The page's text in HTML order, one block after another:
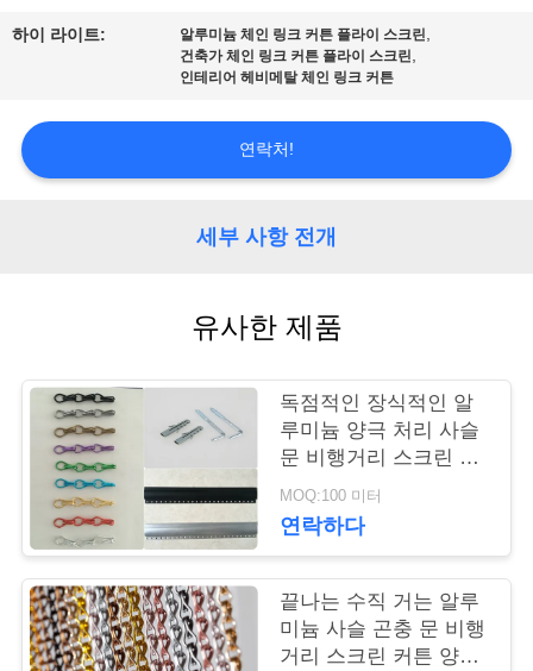
여
품
연
요
뉴
하이 라이트: 알루미늄 체인 링크 커튼 플라이 스크린,
건축가 체인 링크 커튼 플라이 스크린,
인테리어 헤비메탈 체인 링크 커튼
연락처!
세부 사항 전개
유사한 제품
독점적인 장식적인 알
루미늄 양극 처리 사슬
문 비행거리 스크린 24
x12 x 8mm
MOQ:100 미터
연락하다
끝나는 수직 거는 알루
미늄 사슬 곤충 문 비행
거리 스크린 커튼 양극